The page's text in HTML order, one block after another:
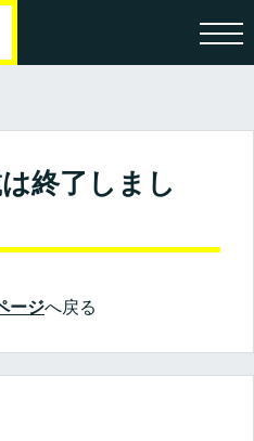
終了しまし
ージへ戻る